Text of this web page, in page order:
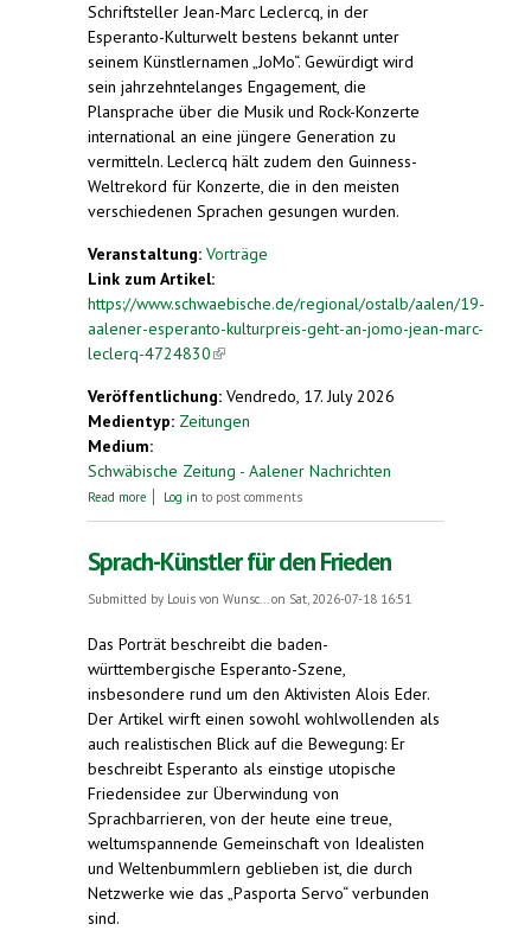
Schriftsteller Jean-Marc Leclercq, in der
Esperanto-Kulturwelt bestens bekannt unter
seinem Künstlernamen „JoMo“. Gewürdigt wird
sein jahrzehntelanges Engagement, die
Plansprache über die Musik und Rock-Konzerte
international an eine jüngere Generation zu
vermitteln. Leclercq hält zudem den Guinness-
Weltrekord für Konzerte, die in den meisten
verschiedenen Sprachen gesungen wurden.
Veranstaltung: Vorträge
Link zum Artikel:
https://www.schwaebische.de/regional/ostalb/aalen/19-
aalener-esperanto-kulturpreis-geht-an-jomo-jean-marc-
leclerq-4724830(link is external)
Veröffentlichung: Vendredo, 17. July 2026
Medientyp: Zeitungen
Medium:
Schwäbische Zeitung - Aalener Nachrichten
Read more about 19. Aalener Esperanto-Kulturpreis geht an
Log in to post comments
Sprach-Künstler für den Frieden
Submitted by Louis von Wunsc...on Sat, 2026-07-18 16:51
Das Porträt beschreibt die baden-
württembergische Esperanto-Szene,
insbesondere rund um den Aktivisten Alois Eder.
Der Artikel wirft einen sowohl wohlwollenden als
auch realistischen Blick auf die Bewegung: Er
beschreibt Esperanto als einstige utopische
Friedensidee zur Überwindung von
Sprachbarrieren, von der heute eine treue,
weltumspannende Gemeinschaft von Idealisten
und Weltenbummlern geblieben ist, die durch
Netzwerke wie das „Pasporta Servo“ verbunden
sind.